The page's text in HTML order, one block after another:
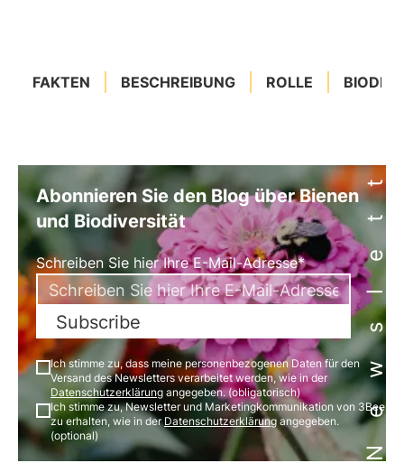
FAKTEN BESCHREIBUNG ROLLE Newsletter
Abonnieren Sie den Blog über Bienen
und Biodiversität
Schreiben Sie hier Ihre E-Mail-Adresse*
Subscribe
Ich stimme zu, dass meine personenbezogenen Daten für den
Versand des Newsletters verarbeitet werden, wie in der
Datenschutzerklärung angegeben. (obligatorisch)
Ich stimme zu, Newsletter und Marketingkommunikation von 3Bee
zu erhalten, wie in derDatenschutzerklärungangegeben.
(optional)